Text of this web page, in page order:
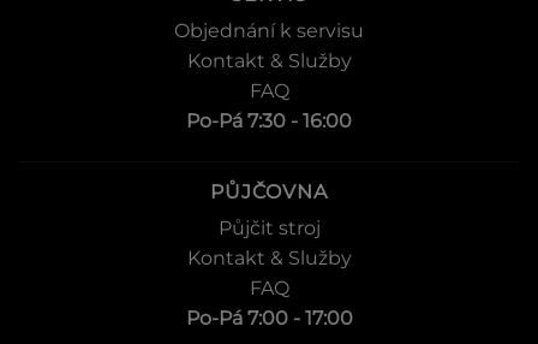
Objednání k servisu
Kontakt & Služby
FAQ
Po-Pá 7:30 - 16:00
PŮJČOVNA
Půjčit stroj
Kontakt & Služby
FAQ
Po-Pá 7:00 - 17:00